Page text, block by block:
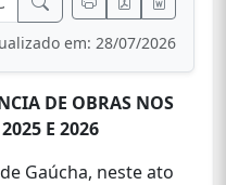
em: 28/07/2026
DE OBRAS NOS
E 2026
Gaúcha, neste ato